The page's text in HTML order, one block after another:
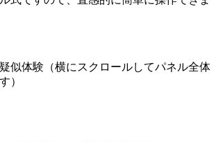
似体験（横にスクロールしてパネル全体
）